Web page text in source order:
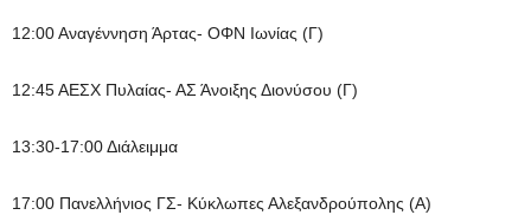
12:00 Αναγέννηση Άρτας- ΟΦΝ Ιωνίας (Γ)
12:45 ΑΕΣΧ Πυλαίας- ΑΣ Άνοιξης Διονύσου (Γ)
13:30-17:00 Διάλειμμα
17:00 Πανελλήνιος ΓΣ- Κύκλωπες Αλεξανδρούπολης (Α)